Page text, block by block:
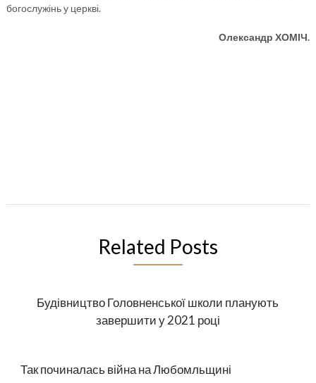
богослужінь у церкві.
Олександр ХОМІЧ.
Related Posts
Будівництво Головненської школи планують
завершити у 2021 році
Так починалась війна на Любомльщині